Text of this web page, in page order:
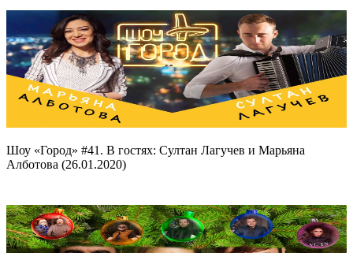
Шоу «Город» #41. В гостях: Султан Лагучев и Марьяна
Алботова (26.01.2020)